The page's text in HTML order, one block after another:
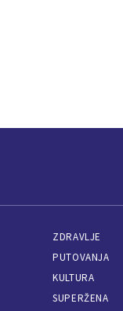
ZDRAVLJE
PUTOVANJA
KULTURA
SUPERŽENA